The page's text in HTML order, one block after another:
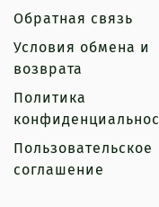
Обратная связь
Условия обмена и
возврата
Политика
Пользовательское
соглашение